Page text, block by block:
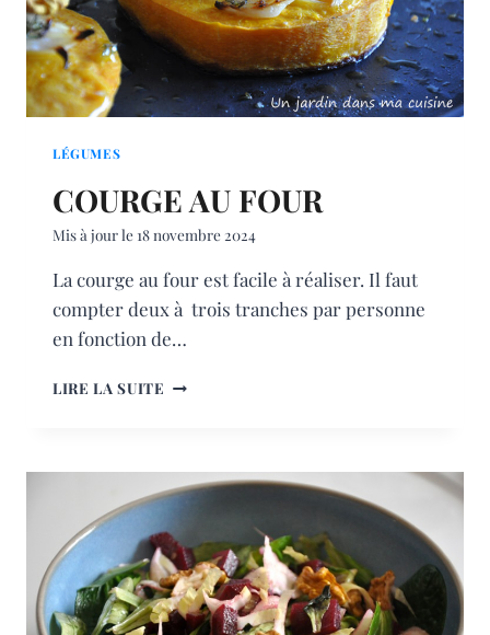
LÉGUMES
COURGE AU FOUR
Mis à jour le 18 novembre 2024
La courge au four est facile à réaliser. Il faut
compter deux à trois tranches par personne
en fonction de…
LIRE LA SUITE COURGE